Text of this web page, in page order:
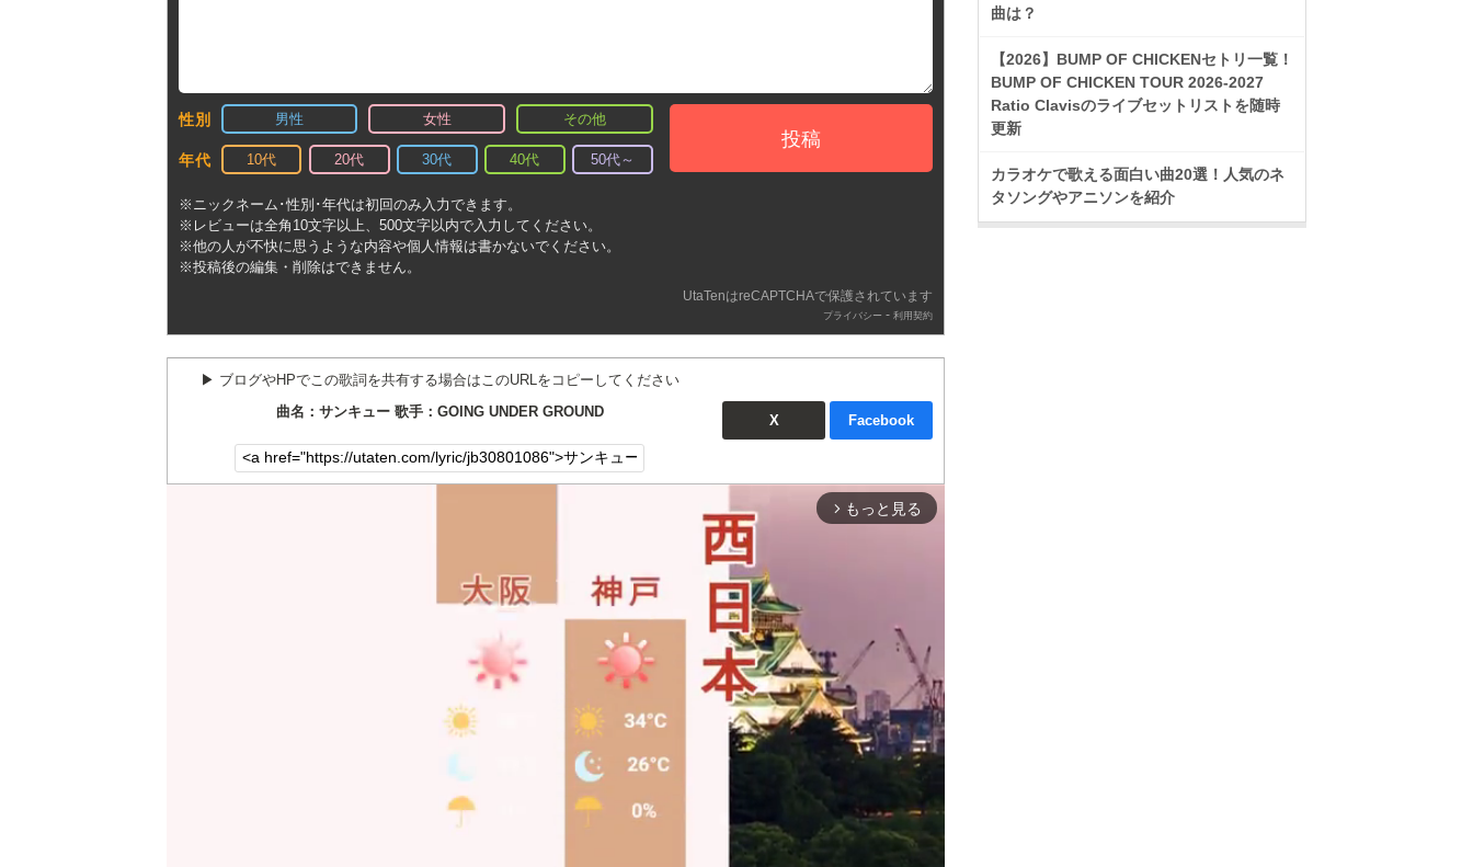
性別 男性 女性 その他
年代 10代 20代 30代 40代 50代～
投稿
※ニックネーム･性別･年代は初回のみ入力できます。
※レビューは全角10文字以上、500文字以内で入力してください。
※他の人が不快に思うような内容や個人情報は書かないでください。
※投稿後の編集・削除はできません。
UtaTenはreCAPTCHAで保護されています
プライバシー - 利用契約
▶︎ ブログやHPでこの歌詞を共有する場合はこのURLをコピーしてください
曲名：サンキュー 歌手：GOING UNDER GROUND
X Facebook
arrow_forward_ios もっと見る
曲は？
【2026】BUMP OF CHICKENセトリ一覧！
BUMP OF CHICKEN TOUR 2026-2027
Ratio Clavisのライブセットリストを随時
更新
カラオケで歌える面白い曲20選！人気のネ
タソングやアニソンを紹介